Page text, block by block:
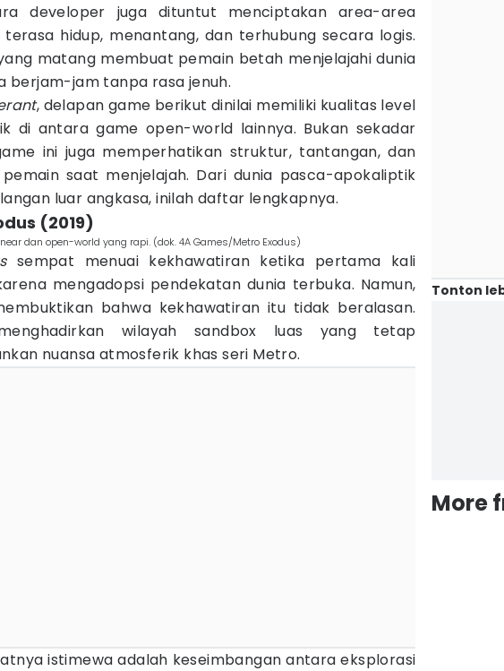
developer juga dituntut menciptakan area-area
hidup, menantang, dan terhubung secara logis.
matang membuat pemain betah menjelajahi dunia
berjam-jam tanpa rasa jenuh.
, delapan game berikut dinilai memiliki kualitas level
di antara game open-world lainnya. Bukan sekadar
ini juga memperhatikan struktur, tantangan, dan
saat menjelajah. Dari dunia pasca-apokaliptik
luar angkasa, inilah daftar lengkapnya.
(2019)
dan open-world yang rapi. (dok. 4A Games/Metro Exodus)
sempat menuai kekhawatiran ketika pertama kali
mengadopsi pendekatan dunia terbuka. Namun,
bahwa kekhawatiran itu tidak beralasan.
wilayah sandbox luas yang tetap
nuansa atmosferik khas seri Metro.
istimewa adalah keseimbangan antara eksplorasi
Tonton
More